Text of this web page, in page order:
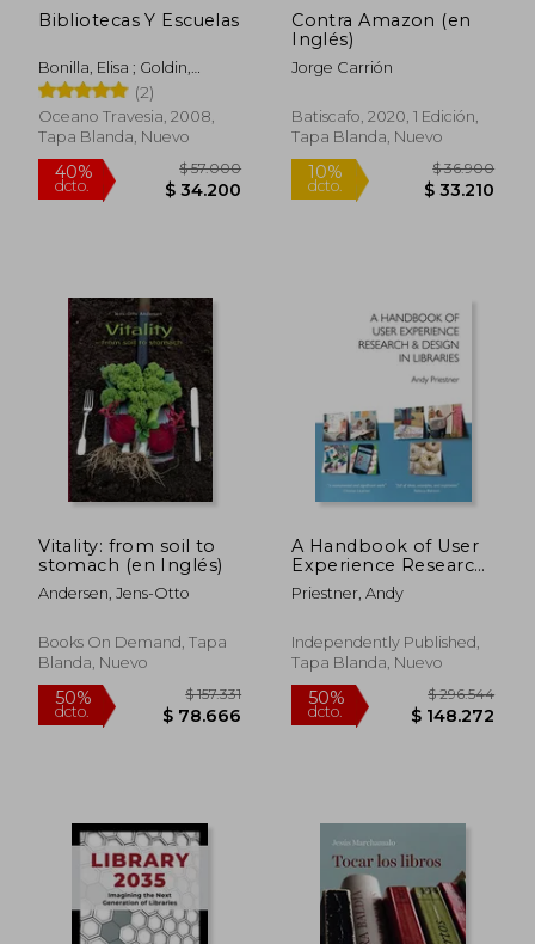
Bibliotecas Y Escuelas
Bonilla, Elisa ; Goldin,
Daniel
(2)
Oceano Travesia, 2008,
Tapa Blanda, Nuevo
40%
dcto.
$ 57.000
$ 34.200
Contra Amazon (en
Inglés)
Jorge Carrión
Batiscafo, 2020, 1 Edición,
Tapa Blanda, Nuevo
10%
dcto.
Vitality: from soil to
stomach (en Inglés)
Andersen, Jens-Otto
Books On Demand, Tapa
Blanda, Nuevo
A Handbook of User
Experience Research
& Design in Libraries
(en Inglés)
Priestner, Andy
Independently Published,
Tapa Blanda, Nuevo